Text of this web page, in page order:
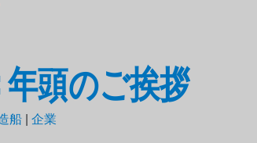
年頭のご挨拶
船 |企業